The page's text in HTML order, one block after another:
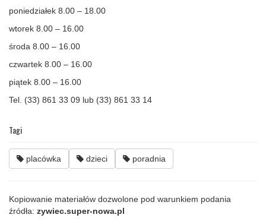
poniedziałek 8.00 – 18.00
wtorek 8.00 – 16.00
środa 8.00 – 16.00
czwartek 8.00 – 16.00
piątek 8.00 – 16.00
Tel. (33) 861 33 09 lub (33) 861 33 14
Tagi
placówka dzieci poradnia
Kopiowanie materiałów dozwolone pod warunkiem podania
źródła: zywiec.super-nowa.pl